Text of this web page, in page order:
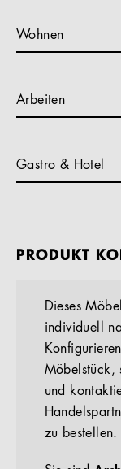
Wohnen
Arbeiten
Gastro & Hotel
PRODUKT
Dieses
individuell
Möbelstück,
und
zu bestellen.